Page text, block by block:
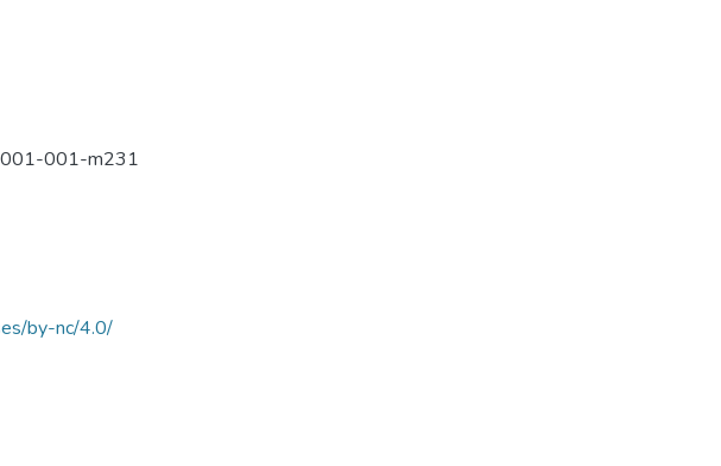
001-m231
by-nc/4.0/